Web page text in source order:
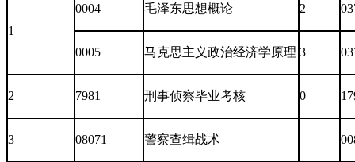
1
0004 毛泽东思想概论 2
0005 马克思主义政治经济学原理 3
2 7981 刑事侦察毕业考核 0
3 08071 警察查缉战术